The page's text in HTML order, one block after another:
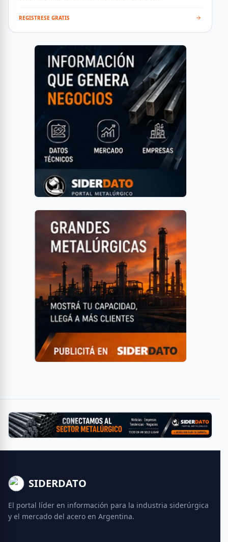
REGISTRESE GRATIS
SIDERDATO
El portal líder en información para la industria siderúrgica
y el mercado del acero en Argentina.